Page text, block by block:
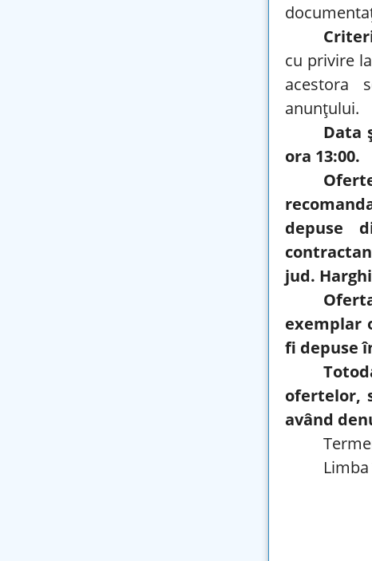
cu privire
acestora
anunțului.
Data
ora 13:00.
depuse
jud.
exemplar
fi depuse
ofertelor,
având